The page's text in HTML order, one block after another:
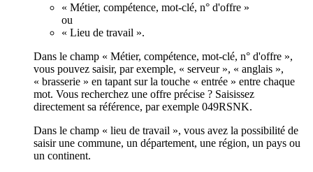
« Métier, compétence, mot-clé, n° d'offre »
ou
« Lieu de travail ».
Dans le champ « Métier, compétence, mot-clé, n° d'offre »,
vous pouvez saisir, par exemple, « serveur », « anglais »,
« brasserie » en tapant sur la touche « entrée » entre chaque
mot. Vous recherchez une offre précise ? Saisissez
directement sa référence, par exemple 049RSNK.
Dans le champ « lieu de travail », vous avez la possibilité de
saisir une commune, un département, une région, un pays ou
un continent.